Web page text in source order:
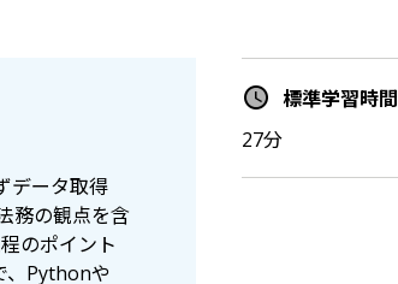
データ取得
務の観点を含
のポイント
、Pythonや
標準学習時間
27分